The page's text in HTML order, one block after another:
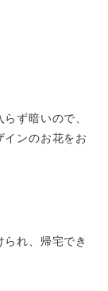
ず暗いので、
インのお花をお
れ、帰宅でき